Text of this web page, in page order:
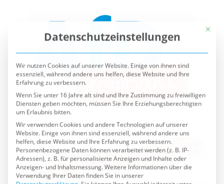
Datenschutzeinstellungen
Wir nutzen Cookies auf unserer Website. Einige von ihnen sind
Erfahrung zu verbessern.
Wenn Sie unter 16 Jahre alt sind und Ihre Zustimmung zu freiwilligen
um Erlaubnis bitten.
Wir verwenden Cookies und andere Technologien auf unserer
helfen, diese Website und Ihre Erfahrung zu verbessern.
Personenbezogene Daten können verarbeitet werden (z. B. IP-
Adressen), z. B. für personalisierte Anzeigen und Inhalte oder
Anzeigen- und Inhaltsmessung.Weitere Informationen über die
Verwendung Ihrer Daten finden Sie in unserer
Datenschutzerklärung.Sie können Ihre Auswahl jederzeit unter
Einstellungenwiderrufen oder anpassen.